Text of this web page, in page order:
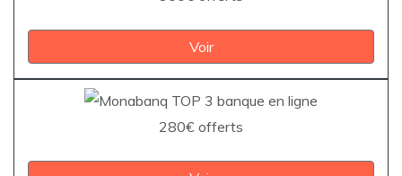
Voir
280€ offerts